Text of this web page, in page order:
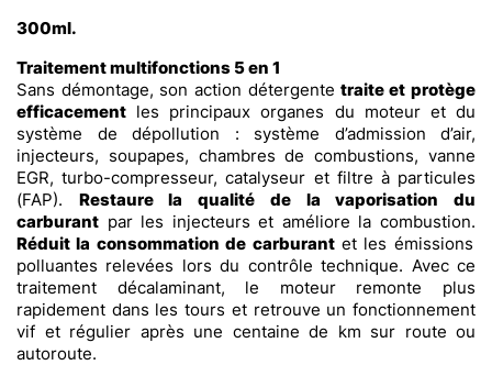
300ml.
Traitement multifonctions 5 en 1
Sans démontage, son action détergente traite et protège
efficacement les principaux organes du moteur et du
système de dépollution : système d’admission d’air,
injecteurs, soupapes, chambres de combustions, vanne
EGR, turbo-compresseur, catalyseur et filtre à particules
(FAP). Restaure la qualité de la vaporisation du
carburant par les injecteurs et améliore la combustion.
Réduit la consommation de carburantet les émissions
polluantes relevées lors du contrôle technique. Avec ce
traitement décalaminant, le moteur remonte plus
rapidement dans les tours et retrouve un fonctionnement
vif et régulier après une centaine de km sur route ou
autoroute.